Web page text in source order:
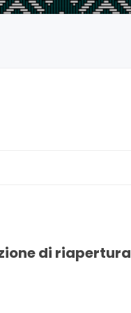
di riapertura